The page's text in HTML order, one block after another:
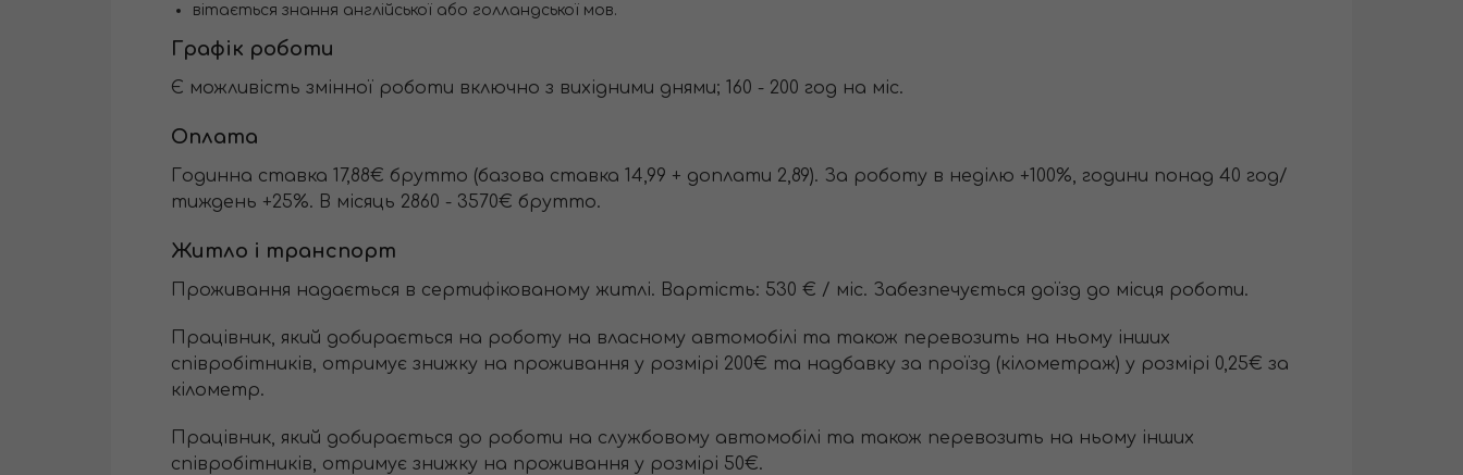
вітається знання англійської або голландської мов.
Графік роботи
Є можливість змінної роботи включно з вихідними днями; 160 - 200 год на міс.
Оплата
Годинна ставка 17,88€ брутто (базова ставка 14,99 + доплати 2,89). За роботу в неділю +100%, години понад 40 год/
тиждень +25%. В місяць 2860 - 3570€ брутто.
Житло і транспорт
Проживання надається в сертифікованому житлі. Вартість: 530 € / міс. Забезпечується доїзд до місця роботи.
Працівник, який добирається на роботу на власному автомобілі та також перевозить на ньому інших
співробітників, отримує знижку на проживання у розмірі 200€ та надбавку за проїзд (кілометраж) у розмірі 0,25€ за
кілометр.
Працівник, який добирається до роботи на службовому автомобілі та також перевозить на ньому інших
співробітників, отримує знижку на проживання у розмірі 50€.